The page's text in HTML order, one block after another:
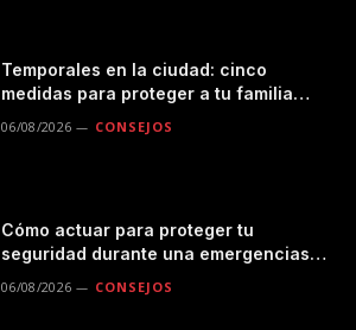
Temporales en la ciudad: cinco
medidas para proteger a tu familia
06/08/2026 CONSEJOS
Cómo actuar para proteger tu
seguridad durante una emergencias
06/08/2026 CONSEJOS